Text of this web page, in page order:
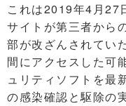
これは2019年4月27
サイトが第三者から
部が改ざんされてい
間にアクセスした可
ュリティソフトを最
の感染確認と駆除の